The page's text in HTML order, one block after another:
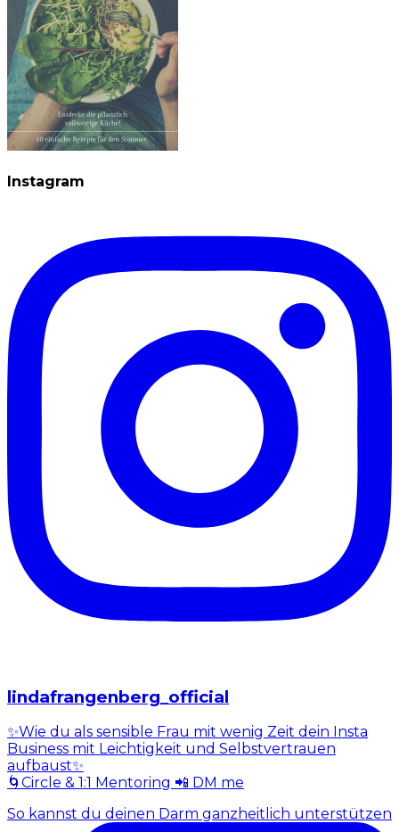
Instagram
lindafrangenberg_official
✨Wie du als sensible Frau mit wenig Zeit dein Insta
Business mit Leichtigkeit und Selbstvertrauen
aufbaust✨
🌀Circle & 1:1 Mentoring 📲 DM me
So kannst du deinen Darm ganzheitlich unterstützen